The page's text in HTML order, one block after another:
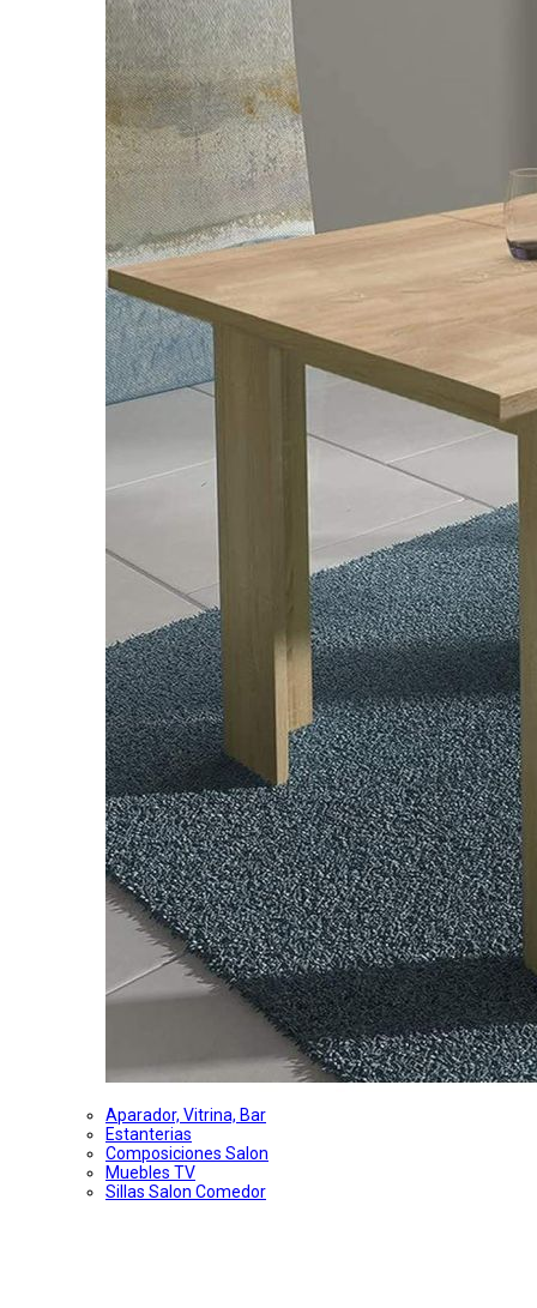
Aparador, Vitrina, Bar
Estanterias
Composiciones Salon
Muebles TV
Sillas Salon Comedor